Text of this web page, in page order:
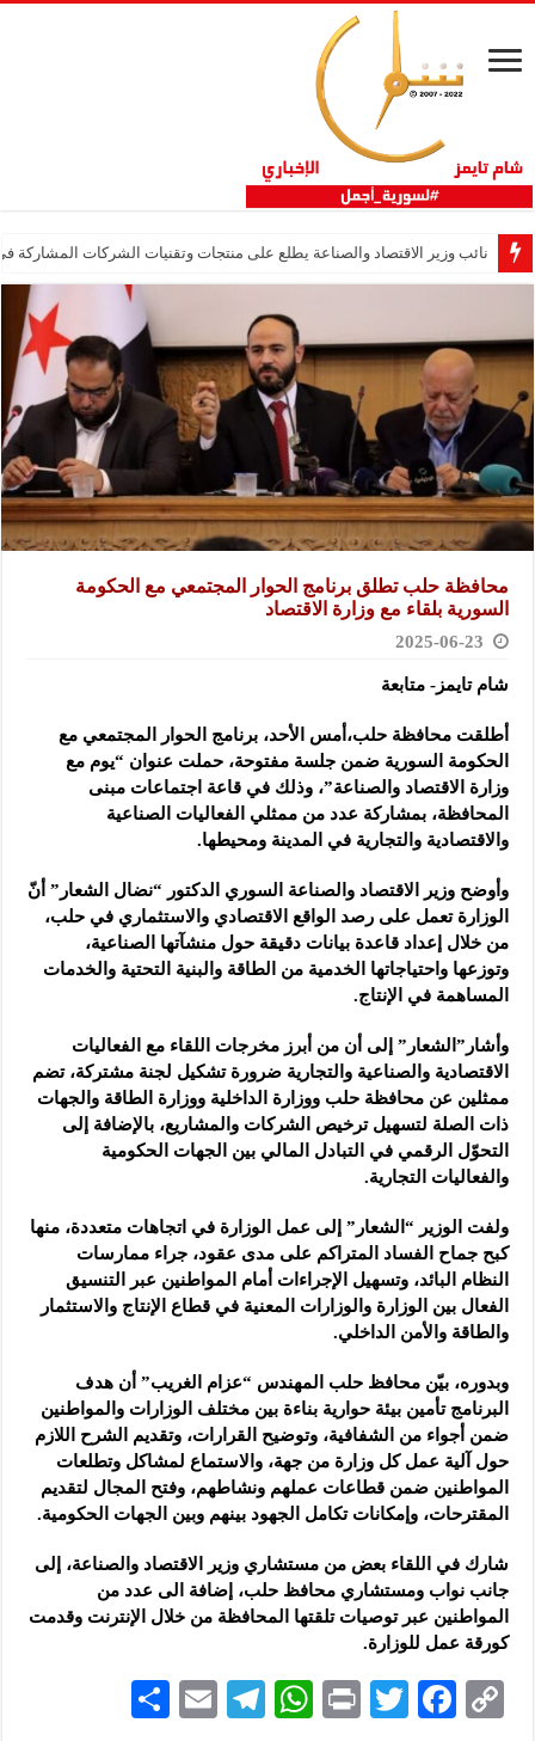
نائب وزير الاقتصاد والصناعة يطلع على منتجات وتقنيات الشركات المشاركة في
محافظة حلب تطلق برنامج الحوار المجتمعي مع الحكومة
السورية بلقاء مع وزارة الاقتصاد
2025-06-23
شام تايمز- متابعة
أطلقت محافظة حلب،أمس الأحد، برنامج الحوار المجتمعي مع
الحكومة السوريةضمن جلسة مفتوحة، حملت عنوان “يوم مع
وزارة الاقتصاد والصناعة”، وذلك في قاعة اجتماعات مبنى
المحافظة، بمشاركة عدد من ممثلي الفعاليات الصناعية
والاقتصادية والتجارية في المدينة ومحيطها.
وأوضح وزير الاقتصاد والصناعة السوري الدكتور “نضال الشعار” أنّ
الوزارة تعمل على رصد الواقع الاقتصادي والاستثماري في حلب،
من خلال إعداد قاعدة بيانات دقيقة حول منشآتها الصناعية،
وتوزعها واحتياجاتها الخدمية من الطاقة والبنية التحتية والخدمات
المساهمة في الإنتاج.
وأشار”الشعار” إلى أن من أبرز مخرجات اللقاء مع الفعاليات
الاقتصادية والصناعية والتجارية ضرورة تشكيل لجنة مشتركة، تضم
ممثلين عن محافظة حلب ووزارة الداخلية ووزارة الطاقة والجهات
ذات الصلة لتسهيل ترخيص الشركات والمشاريع، بالإضافة إلى
التحوّل الرقمي في التبادل المالي بين الجهات الحكومية
والفعاليات التجارية.
ولفت الوزير “الشعار” إلى عمل الوزارة في اتجاهات متعددة، منها
كبح جماح الفساد المتراكم على مدى عقود، جراء ممارسات
النظام البائد، وتسهيل الإجراءات أمام المواطنين عبر التنسيق
الفعال بين الوزارة والوزارات المعنية في قطاع الإنتاج والاستثمار
والطاقة والأمن الداخلي.
وبدوره، بيّن محافظ حلب المهندس “عزام الغريب” أن هدف
البرنامج تأمين بيئة حوارية بناءة بين مختلف الوزارات والمواطنين
ضمن أجواء من الشفافية، وتوضيح القرارات، وتقديم الشرح اللازم
حول آلية عمل كل وزارة من جهة، والاستماع لمشاكل وتطلعات
المواطنين ضمن قطاعات عملهم ونشاطهم، وفتح المجال لتقديم
المقترحات، وإمكانات تكامل الجهود بينهم وبين الجهات الحكومية.
شارك في اللقاء بعض من مستشاري وزير الاقتصاد والصناعة، إلى
جانب نواب ومستشاري محافظ حلب، إضافة الى عدد من
المواطنين عبر توصيات تلقتها المحافظة من خلال الإنترنت وقدمت
كورقة عمل للوزارة.
C
F
T
P
W
Te
E